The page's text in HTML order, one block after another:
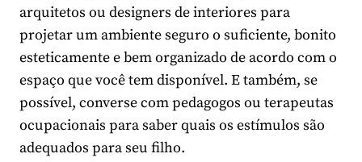
arquitetos ou designers de interiores para
projetar um ambiente seguro o suficiente, bonito
esteticamente e bem organizado de acordo com o
espaço que você tem disponível. E também, se
possível, converse com pedagogos ou terapeutas
ocupacionais para saber quais os estímulos são
adequados para seu filho.